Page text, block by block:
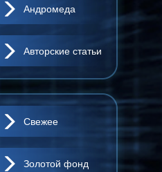
Андромеда
Авторские статьи
Свежее
Золотой фонд